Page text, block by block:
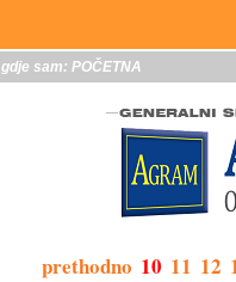
gdje sam: POČETNA
prethodno 10 11 12